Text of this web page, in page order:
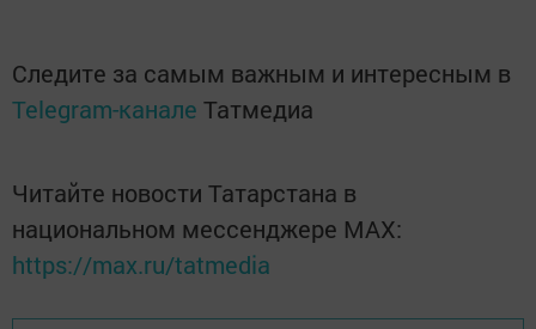
Следите за самым важным и интересным в
Telegram-канале Татмедиа
Читайте новости Татарстана в
национальном мессенджере MАХ:
https://max.ru/tatmedia